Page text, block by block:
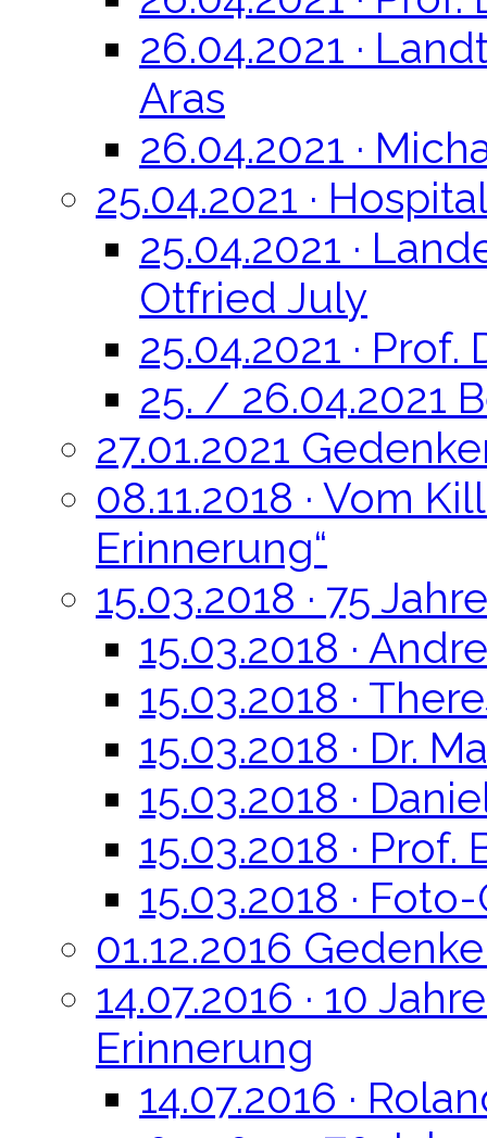
26.04.2021 ·
Aras
26.04.2021 ·
25.04.2021 ·
25.04.2021 ·
Otfried July
25.04.2021 ·
25. / 26.04.2021
27.01.2021
08.11.2018 · Vom
Erinnerung“
15.03.2018 · 75
15.03.2018 ·
15.03.2018 ·
15.03.2018 · Dr.
15.03.2018 ·
15.03.2018 ·
15.03.2018 ·
01.12.2016
14.07.2016 · 10
Erinnerung
14.07.2016 ·